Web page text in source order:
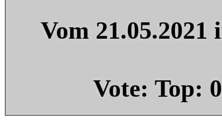
Vom
Vote: Top: 0